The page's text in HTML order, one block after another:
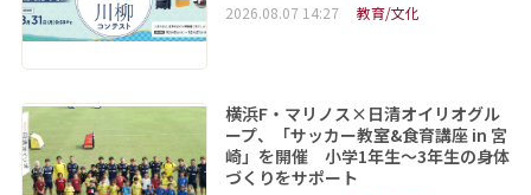
2026.08.07 14:27 教育/文化
横浜F・マリノス×日清オイリオグル
ープ、「サッカー教室&食育講座 in 宮
崎」を開催 小学1年生～3年生の身体
づくりをサポート